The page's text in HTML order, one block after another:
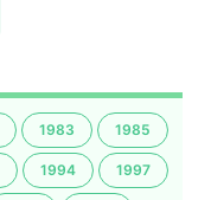
1983 1985
1994 1997